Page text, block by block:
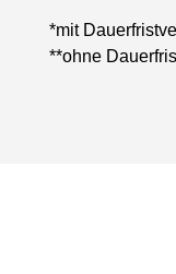
*mit
**ohne